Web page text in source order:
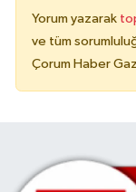
Yorum yazarak
ve tüm
Çorum Haber